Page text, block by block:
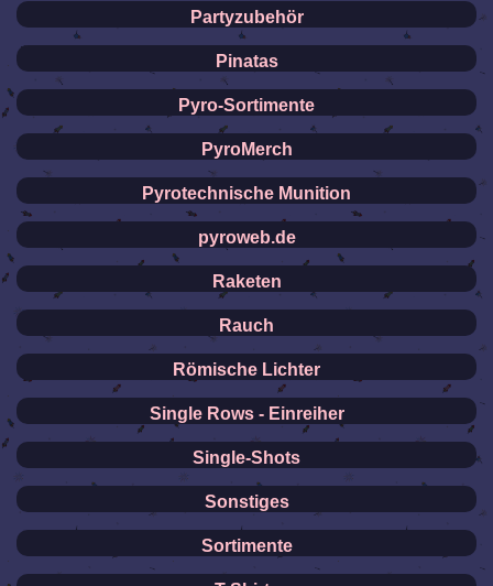
Partyzubehör
Pinatas
Pyro-Sortimente
PyroMerch
Pyrotechnische Munition
pyroweb.de
Raketen
Rauch
Römische Lichter
Single Rows - Einreiher
Single-Shots
Sonstiges
Sortimente